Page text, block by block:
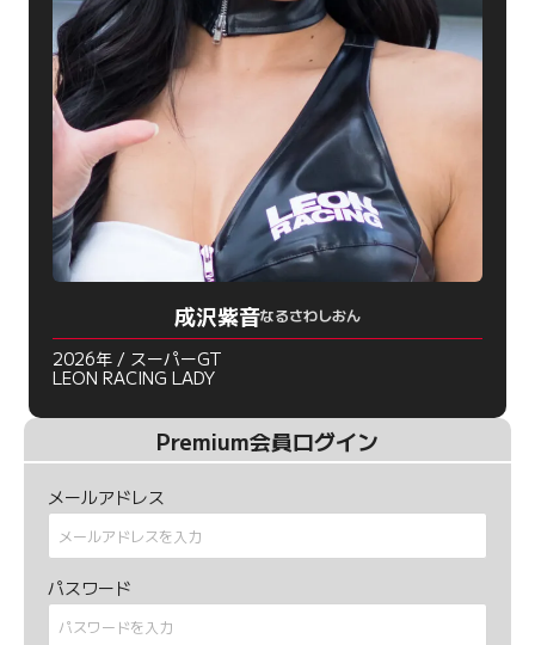
成沢紫音なるさわしおん
2026年 / スーパーGT
LEON RACING LADY
Premium会員ログイン
メールアドレス
パスワード